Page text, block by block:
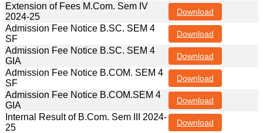
Extension of Fees M.Com. Sem IV
2024-25
Download
Admission Fee Notice B.SC. SEM 4
SF
Download
Admission Fee Notice B.SC. SEM 4
GIA
Download
Admission Fee Notice B.COM. SEM 4
SF
Download
Admission Fee Notice B.COM.SEM 4
GIA
Download
Internal Result of B.Com. Sem III 2024-
25
Download